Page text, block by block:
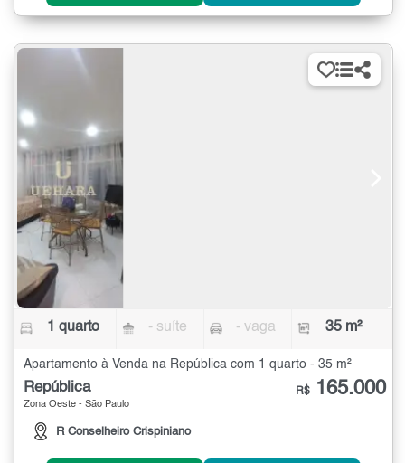
1 quarto - suíte - vaga 35 m²
Apartamento à Venda na República com 1 quarto - 35 m²
República
Zona Oeste - São Paulo
R Conselheiro Crispiniano
R$ 165.000